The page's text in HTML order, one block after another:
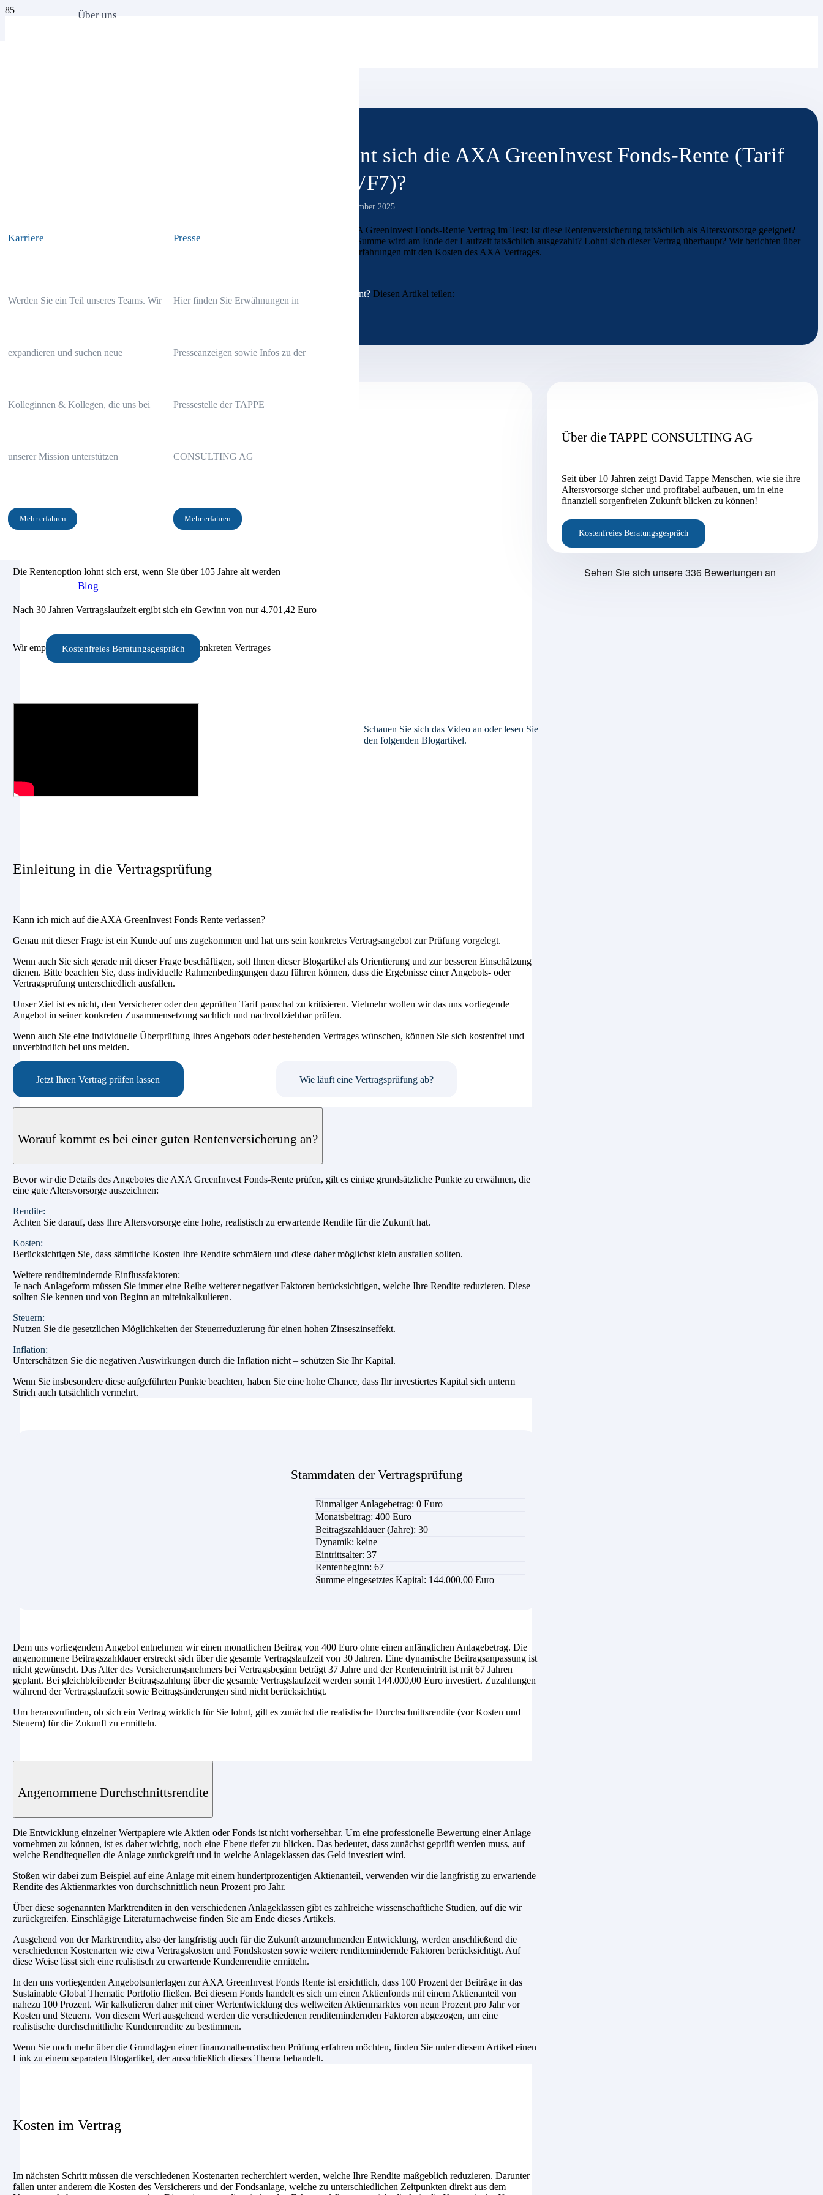
Über uns
Karriere
Werden Sie ein Teil unseres Teams. Wir
expandieren und suchen neue
Kolleginnen & Kollegen, die uns bei
unserer Mission unterstützen
Mehr erfahren
Presse
Hier finden Sie Erwähnungen in
Presseanzeigen sowie Infos zu der
Pressestelle der TAPPE
CONSULTING AG
Mehr erfahren
Blog
Kostenfreies Beratungsgespräch
Lohnt sich die AXA GreenInvest Fonds-Rente (Tarif
ALVF7)?
15. September 2025
Der AXA GreenInvest Fonds-Rente Vertrag im Test: Ist diese Rentenversicherung tatsächlich als Altersvorsorge geeignet?
Welche Summe wird am Ende der Laufzeit tatsächlich ausgezahlt? Lohnt sich dieser Vertrag überhaupt? Wir berichten über
unsere Erfahrungen mit den Kosten des AXA Vertrages.
Interessant?Diesen Artikel teilen:
Die Rentenoption lohnt sich erst, wenn Sie über 105 Jahre alt werden
Nach 30 Jahren Vertragslaufzeit ergibt sich ein Gewinn von nur 4.701,42 Euro
Wir empfehlen eine individuelle Prüfung Ihres konkreten Vertrages
Schauen Sie sich das Video an oder lesen Sie
den folgenden Blogartikel.
Einleitung in die Vertragsprüfung
Kann ich mich auf die AXA GreenInvest Fonds Rente verlassen?
Genau mit dieser Frage ist ein Kunde auf uns zugekommen und hat uns sein konkretes Vertragsangebot zur Prüfung vorgelegt.
Wenn auch Sie sich gerade mit dieser Frage beschäftigen, soll Ihnen dieser Blogartikel als Orientierung und zur besseren Einschätzung
dienen. Bitte beachten Sie, dass individuelle Rahmenbedingungen dazu führen können, dass die Ergebnisse einer Angebots- oder
Vertragsprüfung unterschiedlich ausfallen.
Unser Ziel ist es nicht, den Versicherer oder den geprüften Tarif pauschal zu kritisieren. Vielmehr wollen wir das uns vorliegende
Angebot in seiner konkreten Zusammensetzung sachlich und nachvollziehbar prüfen.
Wenn auch Sie eine individuelle Überprüfung Ihres Angebots oder bestehenden Vertrages wünschen, können Sie sich kostenfrei und
unverbindlich bei uns melden.
Jetzt Ihren Vertrag prüfen lassen Wie läuft eine Vertragsprüfung ab?
Worauf kommt es bei einer guten Rentenversicherung an?
Bevor wir die Details des Angebotes die AXA GreenInvest Fonds-Rente prüfen, gilt es einige grundsätzliche Punkte zu erwähnen, die
eine gute Altersvorsorge auszeichnen:
Rendite:
Achten Sie darauf, dass Ihre Altersvorsorge eine hohe, realistisch zu erwartende Rendite für die Zukunft hat.
Kosten:
Berücksichtigen Sie, dass sämtliche Kosten Ihre Rendite schmälern und diese daher möglichst klein ausfallen sollten.
Weitere renditemindernde Einflussfaktoren:
Je nach Anlageform müssen Sie immer eine Reihe weiterer negativer Faktoren berücksichtigen, welche Ihre Rendite reduzieren. Diese
sollten Sie kennen und von Beginn an miteinkalkulieren.
Steuern:
Nutzen Sie die gesetzlichen Möglichkeiten der Steuerreduzierung für einen hohen Zinseszinseffekt.
Inflation:
Unterschätzen Sie die negativen Auswirkungen durch die Inflation nicht – schützen Sie Ihr Kapital.
Wenn Sie insbesondere diese aufgeführten Punkte beachten, haben Sie eine hohe Chance, dass Ihr investiertes Kapital sich unterm
Strich auch tatsächlich vermehrt.
Stammdaten der Vertragsprüfung
Einmaliger Anlagebetrag: 0 Euro
Monatsbeitrag: 400Euro
Beitragszahldauer (Jahre): 30
Dynamik: keine
Eintrittsalter: 37
Rentenbeginn: 67
Summe eingesetztes Kapital: 144.000,00 Euro
Dem uns vorliegendem Angebot entnehmen wir einen monatlichen Beitrag von 400 Euro ohne einen anfänglichen Anlagebetrag. Die
angenommene Beitragszahldauer erstreckt sich über die gesamte Vertragslaufzeit von 30 Jahren. Eine dynamische Beitragsanpassung ist
nicht gewünscht. Das Alter des Versicherungsnehmers bei Vertragsbeginn beträgt 37 Jahre und der Renteneintritt ist mit 67 Jahren
geplant. Bei gleichbleibender Beitragszahlung über die gesamte Vertragslaufzeit werden somit 144.000,00 Euro investiert. Zuzahlungen
während der Vertragslaufzeit sowie Beitragsänderungen sind nicht berücksichtigt.
Um herauszufinden, ob sich ein Vertrag wirklich für Sie lohnt, gilt es zunächst die realistische Durchschnittsrendite (vor Kosten und
Steuern) für die Zukunft zu ermitteln.
Angenommene Durchschnittsrendite
Die Entwicklung einzelner Wertpapiere wie Aktien oder Fonds ist nicht vorhersehbar. Um eine professionelle Bewertung einer Anlage
vornehmen zu können, ist es daher wichtig, noch eine Ebene tiefer zu blicken. Das bedeutet, dass zunächst geprüft werden muss, auf
welche Renditequellen die Anlage zurückgreift und in welche Anlageklassen das Geld investiert wird.
Stoßen wir dabei zum Beispiel auf eine Anlage mit einem hundertprozentigen Aktienanteil, verwenden wir die langfristig zu erwartende
Rendite des Aktienmarktes von durchschnittlich neun Prozent pro Jahr.
Über diese sogenannten Marktrenditen in den verschiedenen Anlageklassen gibt es zahlreiche wissenschaftliche Studien, auf die wir
zurückgreifen. Einschlägige Literaturnachweise finden Sie am Ende dieses Artikels.
Ausgehend von der Marktrendite, also der langfristig auch für die Zukunft anzunehmenden Entwicklung, werden anschließend die
verschiedenen Kostenarten wie etwa Vertragskosten und Fondskosten sowie weitere renditemindernde Faktoren berücksichtigt. Auf
diese Weise lässt sich eine realistisch zu erwartende Kundenrendite ermitteln.
In den uns vorliegenden Angebotsunterlagen zur AXA GreenInvest Fonds Rente ist ersichtlich, dass 100 Prozent der Beiträge in das
Sustainable Global Thematic Portfolio fließen. Bei diesem Fonds handelt es sich um einen Aktienfonds mit einem Aktienanteil von
nahezu 100 Prozent. Wir kalkulieren daher mit einer Wertentwicklung des weltweiten Aktienmarktes von neun Prozent pro Jahr vor
Kosten und Steuern. Von diesem Wert ausgehend werden die verschiedenen renditemindernden Faktoren abgezogen, um eine
realistische durchschnittliche Kundenrendite zu bestimmen.
Wenn Sie noch mehr über die Grundlagen einer finanzmathematischen Prüfung erfahren möchten, finden Sie unter diesem Artikel einen
Link zu einem separaten Blogartikel, der ausschließlich dieses Thema behandelt.
Kosten im Vertrag
Im nächsten Schritt müssen die verschiedenen Kostenarten recherchiert werden, welche Ihre Rendite maßgeblich reduzieren. Darunter
fallen unter anderem die Kosten des Versicherers und der Fondsanlage, welche zu unterschiedlichen Zeitpunkten direkt aus dem
Über die TAPPE CONSULTING AG
Seit über 10 Jahren zeigt David Tappe Menschen, wie sie ihre
Altersvorsorge sicher und profitabel aufbauen, um in eine
finanziell sorgenfreien Zukunft blicken zu können!
Kostenfreies Beratungsgespräch